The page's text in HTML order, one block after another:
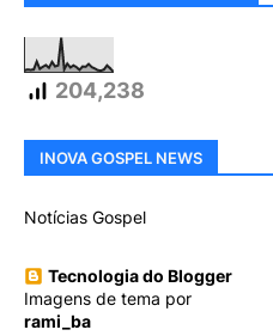
204,238
INOVA GOSPEL NEWS
Notícias Gospel
Tecnologia do Blogger
Imagens de tema por
rami_ba